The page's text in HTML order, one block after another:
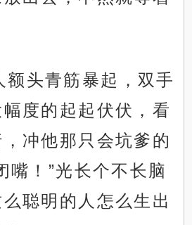
额头青筋暴起，双手
度的起起伏伏，看
冲他那只会坑爹的
嘴！”光长个不长脑
聪明的人怎么生出